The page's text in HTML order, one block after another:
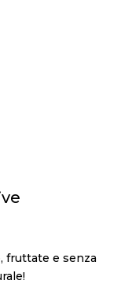
fruttate e senza